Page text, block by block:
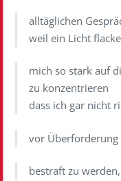
alltäglichen
weil ein Licht
mich so stark auf
zu konzentrieren
dass ich gar nicht
vor
bestraft zu